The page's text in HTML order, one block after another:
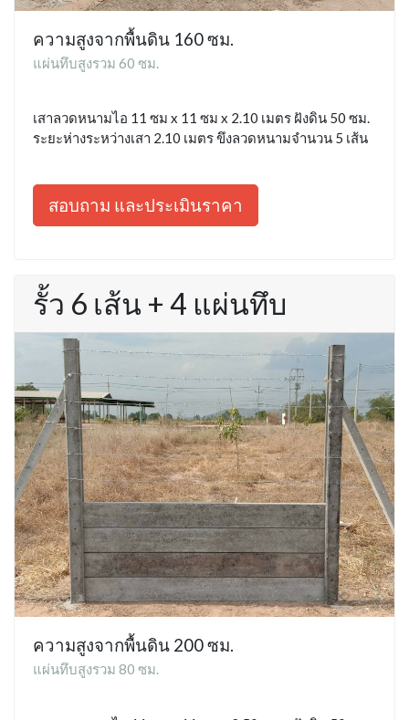
ความสูงจากพื้นดิน 160 ซม.
แผ่นทึบสูงรวม 60 ซม.
เสาลวดหนามไอ 11 ซม x 11 ซม x 2.10 เมตร ฝังดิน 50 ซม.
ระยะห่างระหว่างเสา 2.10 เมตร ขึงลวดหนามจำนวน 5 เส้น
สอบถาม และประเมินราคา
รั้ว 6 เส้น + 4 แผ่นทึบ
ความสูงจากพื้นดิน 200 ซม.
แผ่นทึบสูงรวม 80 ซม.